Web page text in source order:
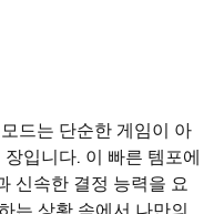
드는 단순한 게임이 아
입니다. 이 빠른 템포에
신속한 결정 능력을 요
는 상황 속에서 나만의